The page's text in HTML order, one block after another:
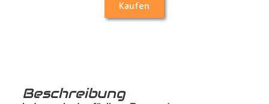
Kaufen
Beschreibung